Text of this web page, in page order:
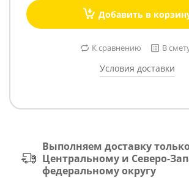
Добавить в
К сравнению В
Условия доставки
Выполняем доставку
Центральному и Северо-
федеральному округу